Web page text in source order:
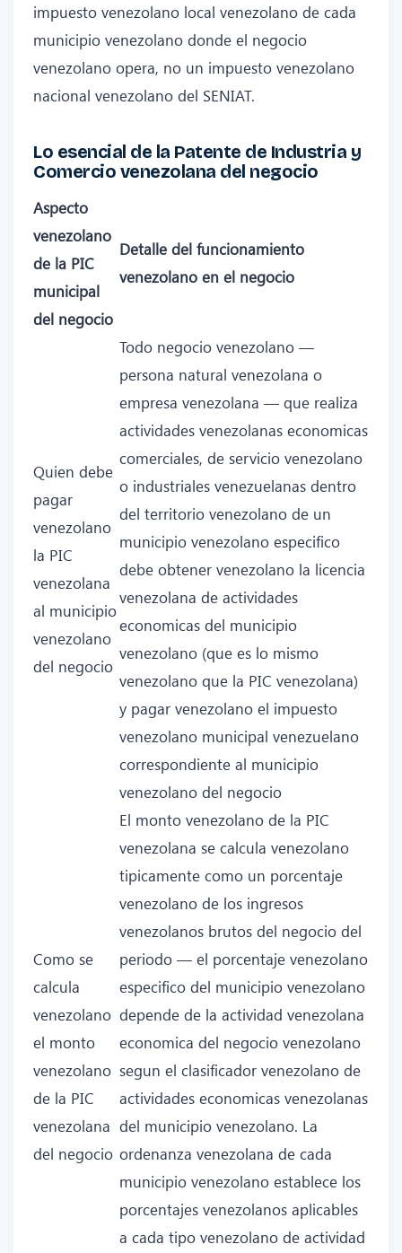
impuesto venezolano local venezolano de cada
municipio venezolano donde el negocio
venezolano opera, no un impuesto venezolano
nacional venezolano del SENIAT.
Lo esencial de la Patente de Industria y
Comercio venezolana del negocio
Aspecto
venezolano
de la PIC
municipal
del negocio
Detalle del funcionamiento
venezolano en el negocio
Quien debe
pagar
venezolano
la PIC
venezolana
al municipio
venezolano
del negocio
Todo negocio venezolano —
persona natural venezolana o
empresa venezolana — que realiza
actividades venezolanas economicas
comerciales, de servicio venezolano
o industriales venezuelanas dentro
del territorio venezolano de un
municipio venezolano especifico
debe obtener venezolano la licencia
venezolana de actividades
economicas del municipio
venezolano (que es lo mismo
venezolano que la PIC venezolana)
y pagar venezolano el impuesto
venezolano municipal venezuelano
correspondiente al municipio
venezolano del negocio
Como se
calcula
venezolano
el monto
venezolano
de la PIC
venezolana
del negocio
El monto venezolano de la PIC
venezolana se calcula venezolano
tipicamente como un porcentaje
venezolano de los ingresos
venezolanos brutos del negocio del
periodo — el porcentaje venezolano
especifico del municipio venezolano
depende de la actividad venezolana
economica del negocio venezolano
segun el clasificador venezolano de
actividades economicas venezolanas
del municipio venezolano. La
ordenanza venezolana de cada
municipio venezolano establece los
porcentajes venezolanos aplicables
a cada tipo venezolano de actividad